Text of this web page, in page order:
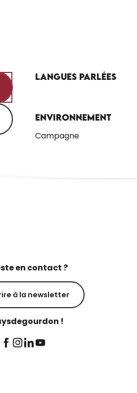
Langues parlées
Langues parlées
Environnement
Environnement
Campagne
en contact ?
à la newsletter
!